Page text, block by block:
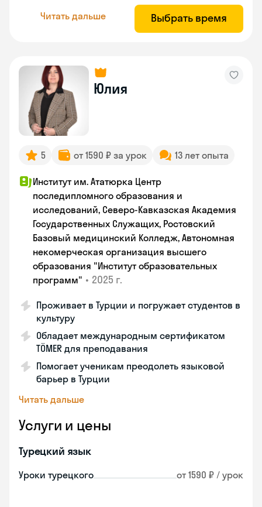
Читать дальше Выбрать время
Юлия
5 от 1590 ₽ за урок 13 лет опыта
Институт им. Ататюрка Центр
последипломного образования и
исследований, Северо-Кавказская Академия
Государственных Служащих, Ростовский
Базовый медицинский Колледж, Автономная
некомерческая организация высшего
образования "Институт образовательных
программ" • 2025 г.
Проживает в Турции и погружает студентов в
культуру
Обладает международным сертификатом
TÖMER для преподавания
Помогает ученикам преодолеть языковой
барьер в Турции
Читать дальше
Услуги и цены
Турецкий язык
Уроки турецкого от 1590 ₽ / урок